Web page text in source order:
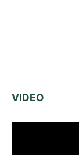
VIDEO